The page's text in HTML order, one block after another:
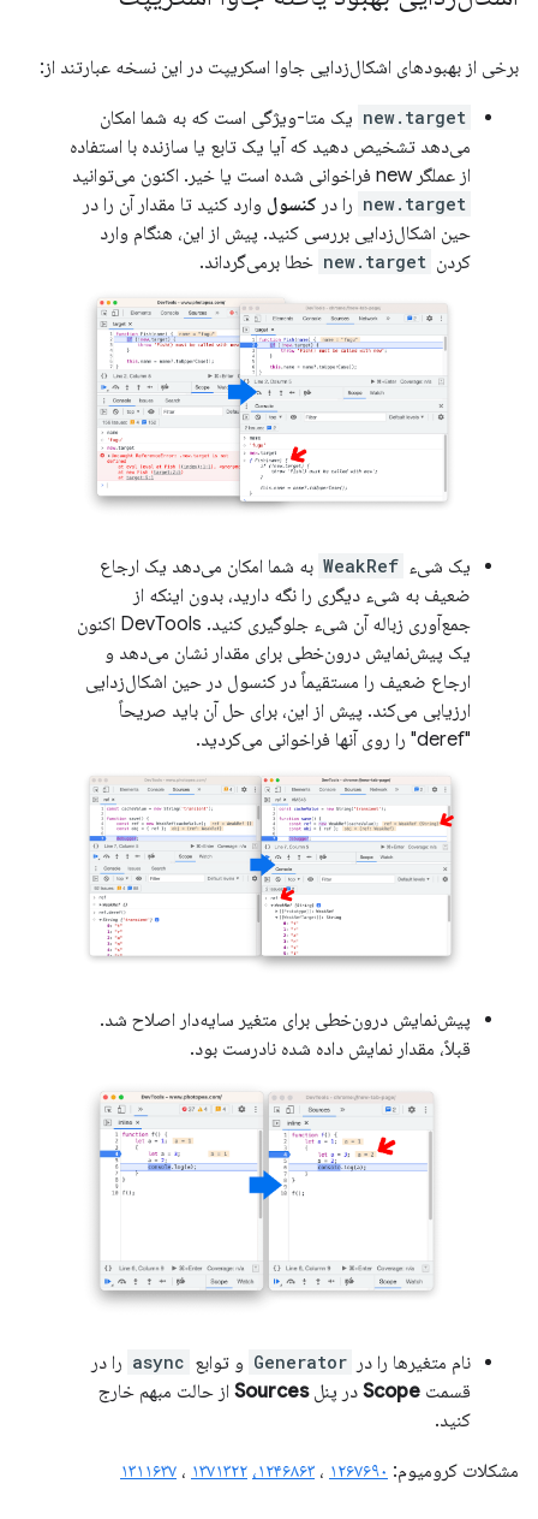
برخی از بهبودهای اشکال‌زدایی جاوا اسکریپت در این نسخه عبارتند از:
new.target یک متا-ویژگی است که به شما امکان
می‌دهد تشخیص دهید که آیا یک تابع یا سازنده با استفاده
از عملگر new فراخوانی شده است یا خیر. اکنون می‌توانید
new.target را در کنسول وارد کنید تا مقدار آن را در
حین اشکال‌زدایی بررسی کنید. پیش از این، هنگام وارد
کردن new.target خطا برمی‌گرداند.
یک شیء WeakRef به شما امکان می‌دهد یک ارجاع
ضعیف به شیء دیگری را نگه دارید، بدون اینکه از
جمع‌آوری زباله آن شیء جلوگیری کنید. DevTools اکنون
یک پیش‌نمایش درون‌خطی برای مقدار نشان می‌دهد و
ارجاع ضعیف را مستقیماً در کنسول در حین اشکال‌زدایی
ارزیابی می‌کند. پیش از این، برای حل آن باید صریحاً
"deref" را روی آنها فراخوانی می‌کردید.
پیش‌نمایش درون‌خطی برای متغیر سایه‌دار اصلاح شد.
قبلاً، مقدار نمایش داده شده نادرست بود.
نام متغیرها را در Generator و توابع async را در
قسمت Scope در پنلSources از حالت مبهم خارج
کنید.
مشکلات کرومیوم: ۱۲۶۷۶۹۰ ، ۱۲۴۶۸۶۳، ۱۳۷۱۳۲۲ ، ۱۳۱۱۶۳۷